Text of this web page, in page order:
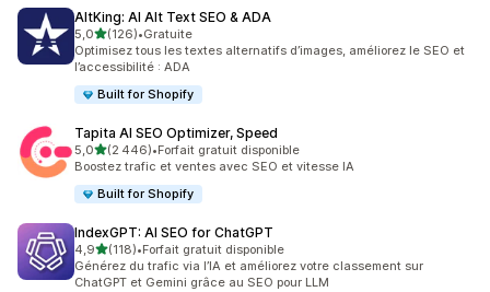
AltKing: AI Alt Text SEO & ADA
5,0étoile(s) sur 5
(126)
126 avis au total
•Gratuite
Optimisez tous les textes alternatifs d’images, améliorez le SEO et
l’accessibilité : ADA
Built for Shopify
Tapita AI SEO Optimizer, Speed
5,0étoile(s) sur 5
(2 446)
2446 avis au total
•Forfait gratuit disponible
Boostez trafic et ventes avec SEO et vitesse IA
Built for Shopify
IndexGPT: AI SEO for ChatGPT
4,9étoile(s) sur 5
(118)
118 avis au total
•Forfait gratuit disponible
Générez du trafic via l’IA et améliorez votre classement sur
ChatGPT et Gemini grâce au SEO pour LLM